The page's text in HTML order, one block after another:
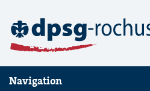
Navigation